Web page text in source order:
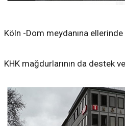
Köln -Dom meydanına
KHK mağdurlarının da destek